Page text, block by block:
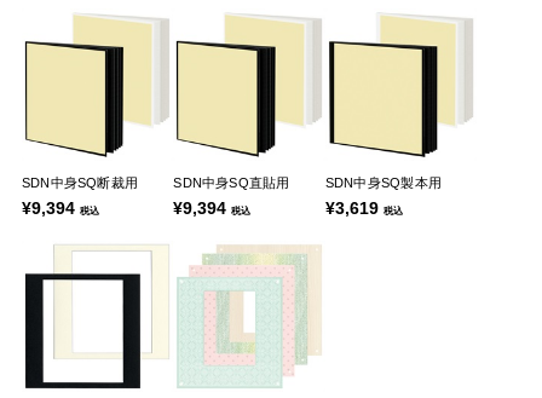
SDN中身SQ断裁用
¥9,394 税込
SDN中身SQ直貼用
¥9,394税込
SDN中身SQ製本用
¥3,619 税込